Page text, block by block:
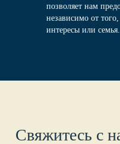
позволяет нам
независимо от
интересы или семья.
Свяжитесь с